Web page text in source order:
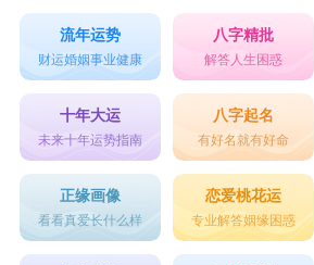
清澈的湖水一般透明纯净，心地
21. 孙璟：璟意为“光明”，寓意
璀璨的明珠一般璀璨耀眼，散发
22. 孙辰：辰意为“时辰”，寓意
应时机，把握机遇，取得成功。
23. 孙睦：睦意为“和睦”，寓意
待他人，和谐相处，拥有和睦美
流年运势
财运婚姻事业健康
八字精批
解答人生困惑
十年大运
未来十年运势指南
八字起名
有好名就有好命
正缘画像
看看真爱长什么样
恋爱桃花运
专业解答姻缘困惑